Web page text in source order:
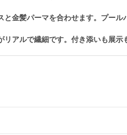
金髪パーマを合わせます。プール
アルで繊細です。付き添いも展示